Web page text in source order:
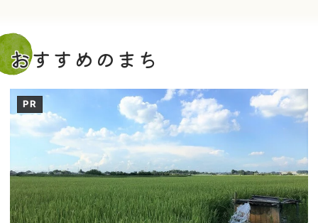
おすすめのまち
PR